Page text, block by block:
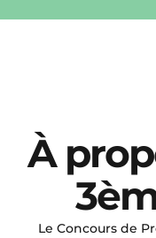
À
Le Concours de